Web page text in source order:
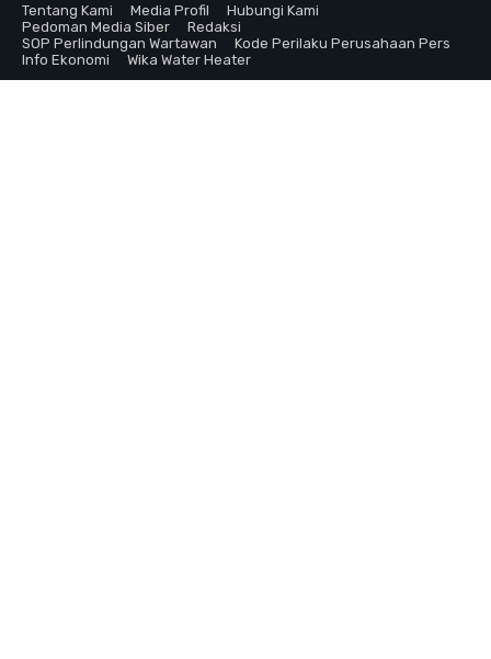
Tentang Kami
Media Profil
Hubungi Kami
Pedoman Media Siber
Redaksi
SOP Perlindungan Wartawan
Kode Perilaku Perusahaan Pers
Info Ekonomi
Wika Water Heater